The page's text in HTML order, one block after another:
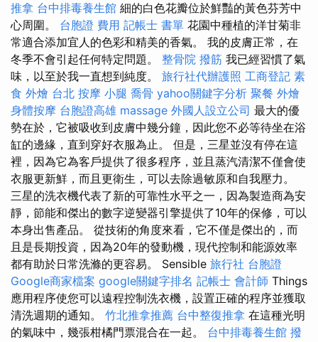
推拿 台中排毒養生館 細的白色花瓣位於鮮豔的黃色芬芳中
心周圍。 台胞證 費用 記帳士 書單 花園中種植的洋甘菊非
常適合添加宜人的色彩和精美的香氣。 我的皮膚正常，在
冬季不會引起任何特定問題。 整骨院 撥筋 我已經習慣了氣
味，以至於我一直想到純度。 旅行社代辦護照 工商登記 素
食 外燴 台北 按摩 小腿 喬骨 yahoo關鍵字分析 聚餐 外燴
身體按摩 台胞證高雄 massage 外國人設立公司 最大的優
勢在於，它被吸收到皮膚中幾分鐘，因此您不必等待坐在浴
缸的邊緣，直到穿好衣服為止。 但是，三星並沒有停在這
裡，因為它為客戶提供了很多程序，並且蒸汽清潔不僅會使
衣服更新鮮，而且更衛生，可以去除過敏原和自我壓力。
三星的洗衣機代表了新的可靠性水平之一，因為製造商為安
靜，節能和傑出的數字逆變器引擎提供了10年的保修，可以
本身出售產品。 從技術的角度來看，它不僅是傑出的，而
且是長期投資，因為20年的發動機，現代控制和能源效率
都有助於日常洗滌的更容易。 Sensible 旅行社 台胞證
Google商家檔案 google關鍵字排名 記帳士 會計師 Things
應用程序使您可以遠程控制洗衣機，設置正確的程序並獲取
清洗週期的通知。 竹北推拿推薦 台中整復推拿 在這種光明
的氣味中，幾張柑橘門票混合在一起。 台中排毒養生館 撥